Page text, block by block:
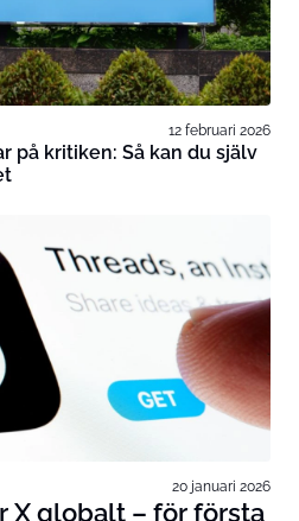
12 februari 2026
på kritiken: Så kan du själv
20 januari 2026
X globalt – för första